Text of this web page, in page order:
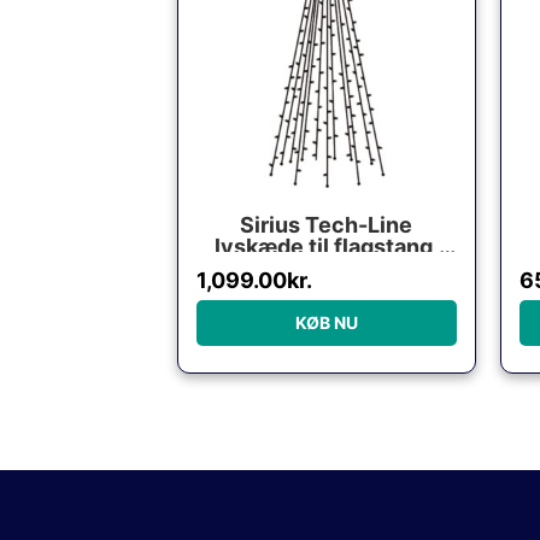
Sirius Tech-Line
lyskæde til flagstang,
480 varm hvide lys, 6
meter
1,099.00kr.
KØB NU